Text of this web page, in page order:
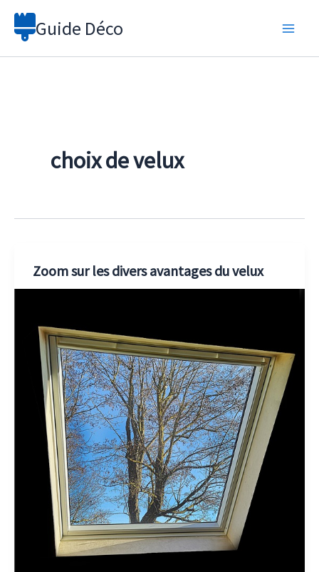
Aller
Guide Déco
choix de velux
Zoom sur les divers avantages du velux